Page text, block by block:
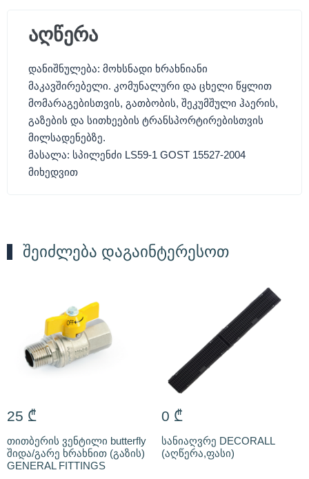
აღწერა
დანიშნულება: მოხსნადი ხრახნიანი
მაკავშირებელი. კომუნალური და ცხელი წყლით
მომარაგებისთვის, გათბობის, შეკუმშული ჰაერის,
გაზების და სითხეების ტრანსპორტირებისთვის
მილსადენებზე.
მასალა: სპილენძი LS59-1 GOST 15527-2004
მიხედვით
შეიძლება დაგაინტერესოთ
25 ₾
თითბერის ვენტილი butterfly
შიდა/გარე ხრახნით (გაზის)
GENERAL FITTINGS
0 ₾
სანიაღვრე DECORALL
(აღწერა,ფასი)